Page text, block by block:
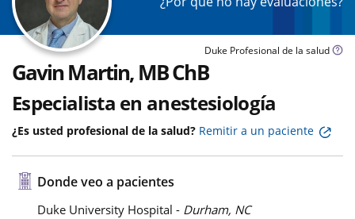
Duke Profesional de la salud
Gavin Martin, MB ChB
Especialista en anestesiología
¿Es usted profesional de la salud? Remitir a un paciente
Donde veo a pacientes
Duke University Hospital - Durham, NC